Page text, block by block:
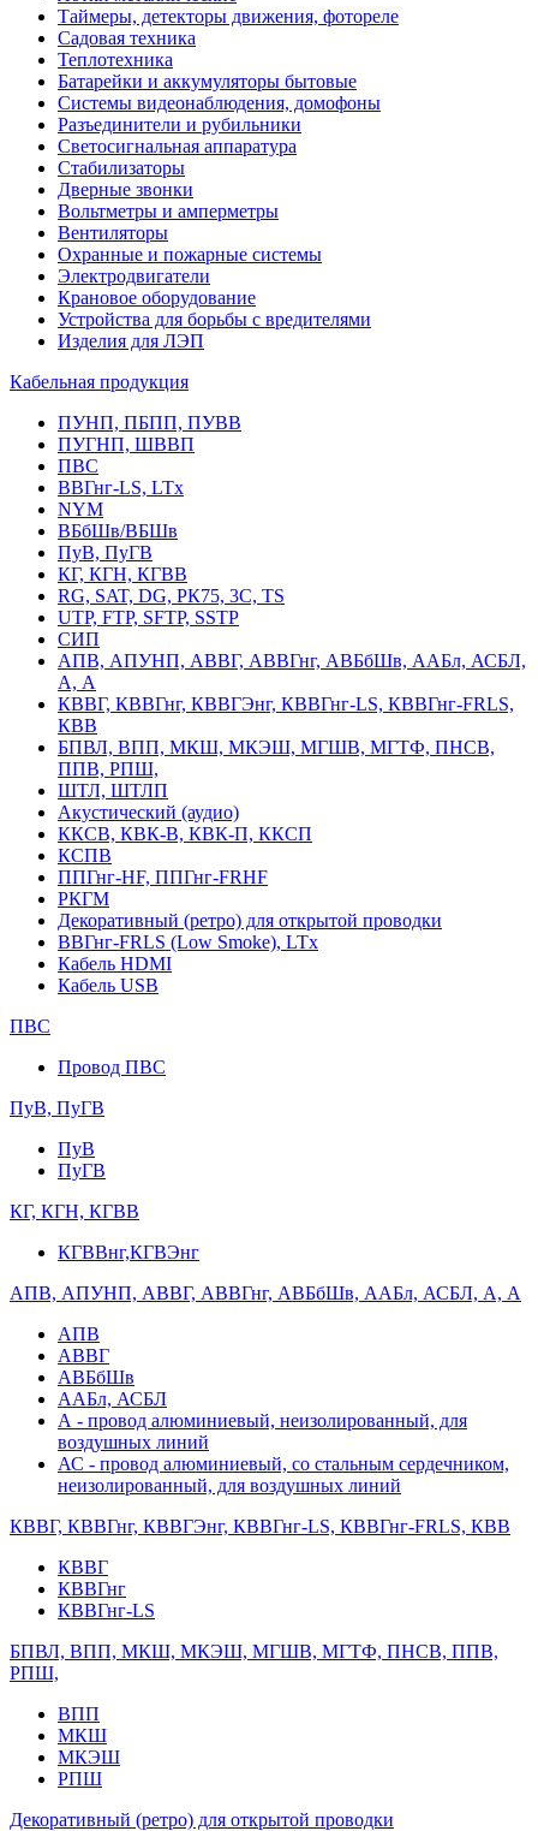
Таймеры, детекторы движения, фотореле
Садовая техника
Теплотехника
Батарейки и аккумуляторы бытовые
Системы видеонаблюдения, домофоны
Разъединители и рубильники
Светосигнальная аппаратура
Стабилизаторы
Дверные звонки
Вольтметры и амперметры
Вентиляторы
Охранные и пожарные системы
Электродвигатели
Крановое оборудование
Устройства для борьбы с вредителями
Изделия для ЛЭП
Кабельная продукция
ПУНП, ПБПП, ПУВВ
ПУГНП, ШВВП
ПВС
ВВГнг-LS, LTx
NYM
ВБбШв/ВБШв
ПуВ, ПуГВ
КГ, КГН, КГВВ
RG, SAT, DG, РК75, 3С, TS
UTP, FTP, SFTP, SSTP
СИП
АПВ, АПУНП, АВВГ, АВВГнг, АВБбШв, ААБл, АСБЛ,
А, А
КВВГ, КВВГнг, КВВГЭнг, КВВГнг-LS, КВВГнг-FRLS,
КВВ
БПВЛ, ВПП, МКШ, МКЭШ, МГШВ, МГТФ, ПНСВ,
ППВ, РПШ,
ШТЛ, ШТЛП
Акустический (аудио)
ККСВ, КВК-В, КВК-П, ККСП
КСПВ
ППГнг-HF, ППГнг-FRHF
РКГМ
Декоративный (ретро) для открытой проводки
ВВГнг-FRLS (Low Smoke), LTx
Кабель HDMI
Кабель USB
ПВС
Провод ПВС
ПуВ, ПуГВ
ПуВ
ПуГВ
КГ, КГН, КГВВ
КГВВнг,КГВЭнг
АПВ, АПУНП, АВВГ, АВВГнг, АВБбШв, ААБл, АСБЛ, А, А
АПВ
АВВГ
АВБбШв
ААБл, АСБЛ
А - провод алюминиевый, неизолированный, для
воздушных линий
АС - провод алюминиевый, со стальным сердечником,
неизолированный, для воздушных линий
КВВГ, КВВГнг, КВВГЭнг, КВВГнг-LS, КВВГнг-FRLS, КВВ
КВВГ
КВВГнг
КВВГнг-LS
БПВЛ, ВПП, МКШ, МКЭШ, МГШВ, МГТФ, ПНСВ, ППВ,
РПШ,
ВПП
МКШ
МКЭШ
РПШ
Декоративный (ретро) для открытой проводки